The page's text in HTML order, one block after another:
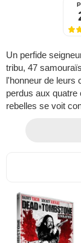
Un perfide
tribu, 47
l'honneur de leurs
perdus aux
rebelles se voit